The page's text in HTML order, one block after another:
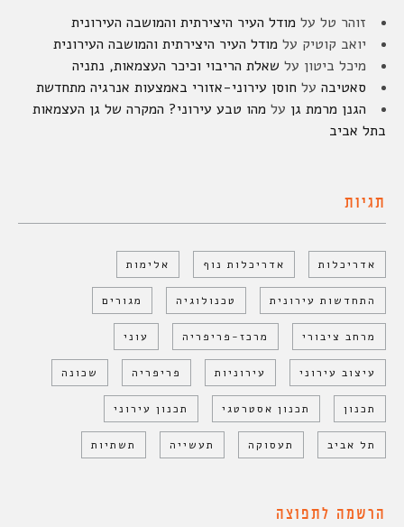
זוהר טל על מודל העיר היצירתית והמושבה העירונית
יואב קוטיק על מודל העיר היצירתית והמושבה העירונית
מיכל ביטון על שאלת הריבוי וכיכר העצמאות, נתניה
סאטיבה על חוסן עירוני-אזורי באמצעות אנרגיה מתחדשת
הגנן מרמת גן על מהו טבע עירוני? המקרה של גן העצמאות
בתל אביב
תגיות
אדריכלות אדריכלות נוף אלימות
התחדשות עירונית טכנולוגיה מגורים
מרחב ציבורי מרכז-פריפריה עוני
עיצוב עירוני עירוניות פריפריה שכונה
תכנון תכנון אסטרטגי תכנון עירוני
תל אביב תעסוקה תעשייה תשתיות
הרשמה לתפוצה